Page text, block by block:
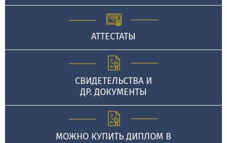
АТТЕСТАТЫ
СВИДЕТЕЛЬСТВА И
ДР. ДОКУМЕНТЫ
МОЖНО КУПИТЬ ДИПЛОМ В